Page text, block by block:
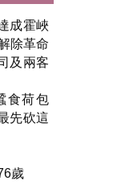
成霍峽
除革命
及兩客
食荷包
先砍這
歲